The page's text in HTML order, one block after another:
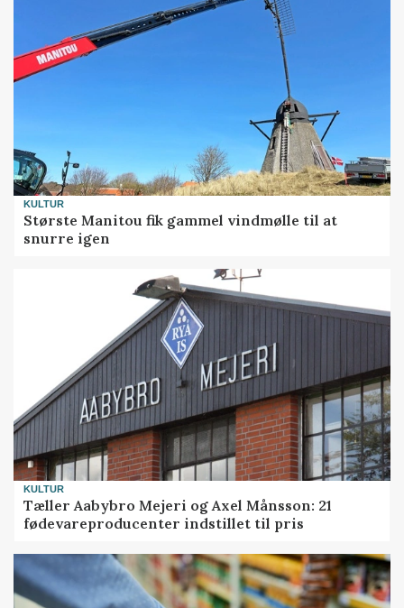
KULTUR
Største Manitou fik gammel vindmølle til at
snurre igen
KULTUR
Tæller Aabybro Mejeri og Axel Månsson: 21
fødevareproducenter indstillet til pris